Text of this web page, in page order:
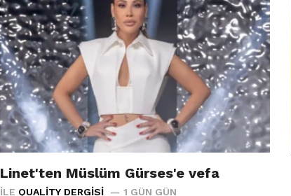
Linet'ten Müslüm Gürses'e vefa
İLE QUALITY DERGISI 1 GÜN GÜN